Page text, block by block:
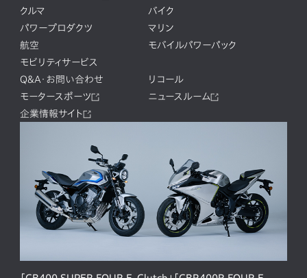
クルマ
バイク
パワープロダクツ
マリン
航空
モバイルパワーパック
モビリティサービス
Q&A・お問い合わせ
リコール
モータースポーツ
ニュースルーム
企業情報サイト